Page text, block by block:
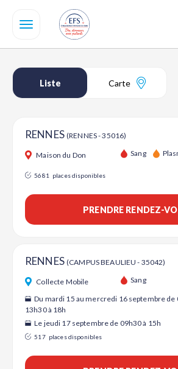
contenu
Liste Carte
RENNES (RENNES - 35016)
Maison du Don Sang
5681 places disponibles
PRENDRE RENDEZ-
RENNES (CAMPUS BEAULIEU - 35042)
Collecte Mobile Sang
Du mardi 15 au mercredi 16 septembre de
13h30 à 18h
Le jeudi 17 septembre de 09h30 à 15h
517 places disponibles